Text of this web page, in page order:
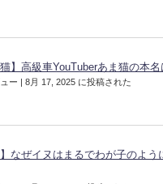
猫】高級車YouTuberあま猫の本名
ー | 8月 17, 2025 に投稿された
】なぜイヌはまるでわが子のよう